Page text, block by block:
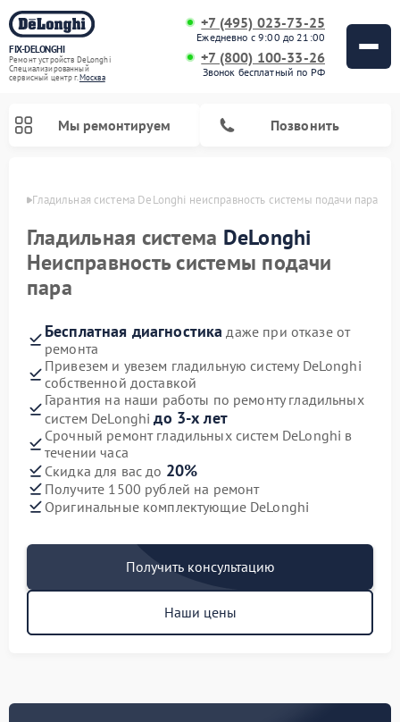
FIX-DELONGHI
Ремонт устройств DeLonghi
Специализированный
cервисный центр г.Москва
+7 (495) 023-73-25
Ежедневно с 9:00 до 21:00
+7 (800) 100-33-26
Звонок бесплатный по РФ
Мы ремонтируем Позвонить
Гладильная система DeLonghi неисправность системы подачи пара
Гладильная система DeLonghi
Неисправность системы подачи
пара
Бесплатная диагностика даже при отказе от
ремонта
Привезем и увезем гладильную систему DeLonghi
собственной доставкой
Гарантия на наши работы по ремонту гладильных
систем DeLonghiдо 3-х лет
Срочный ремонт гладильных систем DeLonghi в
течении часа
Скидка для вас до 20%
Получите 1500 рублей на ремонт
Оригинальные комплектующие DeLonghi
Получить консультацию
Наши цены